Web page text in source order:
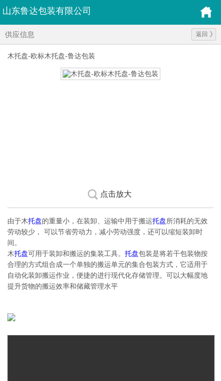
山东鲁达包装有限公司
供应信息 返回
木托盘-欧标木托盘-鲁达包装
点击放大
由于木托盘的重量小，在装卸、运输中用于搬运托盘所消耗的无效
劳动较少， 可以节省劳动力，减小劳动强度，还可以缩短装卸时
间。
木托盘可用于装卸和搬运的集装工具。 托盘包装是将若干包装物按
合理的方式组合成一个单独的搬运单元的集合包装方式，它适用于
自动化装卸搬运作业，便捷的进行现代化存储管理。可以大幅度地
提升货物的搬运效率和储藏管理水平